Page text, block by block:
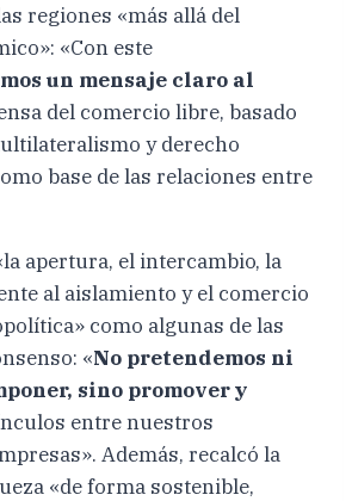
regiones «más allá del
«Con este
un mensaje claro al
del comercio libre, basado
y derecho
base de las relaciones entre
apertura, el intercambio, la
al aislamiento y el comercio
como algunas de las
«No pretendemos ni
sino promover y
entre nuestros
Además, recalcó la
«de forma sostenible,